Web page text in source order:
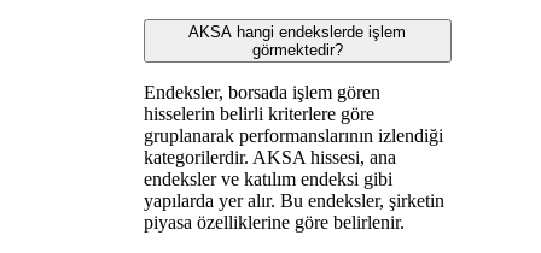
AKSA hangi endekslerde işlem
görmektedir?
Endeksler, borsada işlem gören
hisselerin belirli kriterlere göre
gruplanarak performanslarının izlendiği
kategorilerdir. AKSA hissesi, ana
endeksler ve katılım endeksi gibi
yapılarda yer alır. Bu endeksler, şirketin
piyasa özelliklerine göre belirlenir.